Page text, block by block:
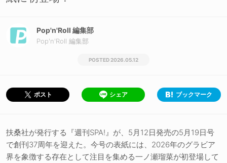
Pop'n'Roll 編集部
Pop'n'Roll 編集部
2026.05.12
ポスト シェア ブックマーク
扶桑社が発行する『週刊SPA!』が、5月12日発売の5月19日号
で創刊37周年を迎えた。今号の表紙には、2026年のグラビア
界を象徴する存在として注目を集める一ノ瀬瑠菜が初登場して